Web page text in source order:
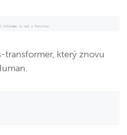
transformer, který znovu